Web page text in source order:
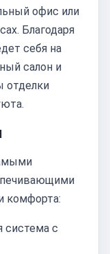
офис или
Благодаря
себя на
салон и
отделки
комфорта:
система с